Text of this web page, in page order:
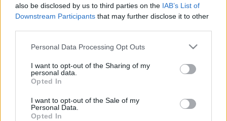
also be disclosed by us to third parties on the IAB’s List of
Downstream Participants that may further disclose it to other
Please note that this website/app uses one or more Google
not limited to your visit or usage behaviour. You may click to
grant or deny consent to Google and its third-party tags to
use your data for below specified purposes in below Google
consent section.
Personal Data Processing Opt Outs
I want to opt-out of the Sharing of my
personal data.
Opted In
I want to opt-out of the Sale of my
Personal Data.
Opted In
kinyílt a szeme” – mondta, hozzátéve, nagyon
reméli, hogy azok az ügyek, amelyeket
bemutatott, hozzájárultak ahhoz, hogy a nyertes
pártvezető átállt a másik oldalra. De Hadházy
büszke azokra az emberekre is, akik néha pár
százan, máskor tízezren kimentek tüntetni a